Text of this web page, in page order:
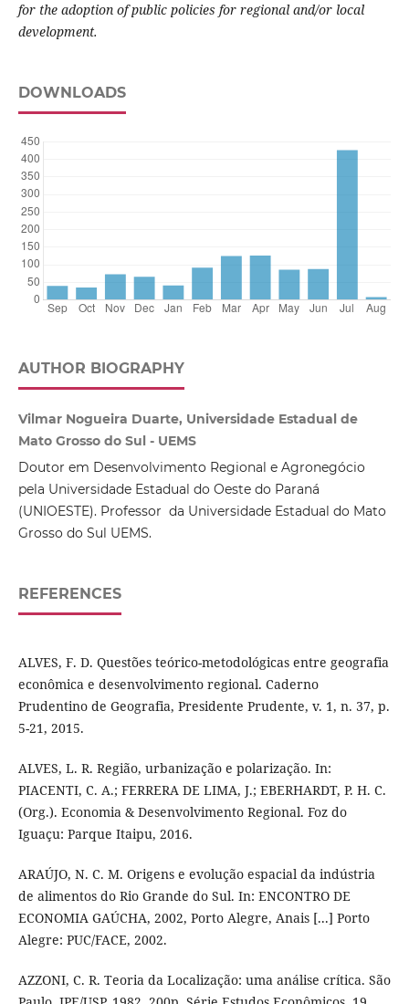
for the adoption of public policies for regional and/or local
development.
DOWNLOADS
AUTHOR BIOGRAPHY
Vilmar Nogueira Duarte, Universidade Estadual de
Mato Grosso do Sul - UEMS
Doutor em Desenvolvimento Regional e Agronegócio
pela Universidade Estadual do Oeste do Paraná
(UNIOESTE). Professor da Universidade Estadual do Mato
Grosso do Sul UEMS.
REFERENCES
ALVES, F. D. Questões teórico-metodológicas entre geografia
econômica e desenvolvimento regional. Caderno
Prudentino de Geografia, Presidente Prudente, v. 1, n. 37, p.
5-21, 2015.
ALVES, L. R. Região, urbanização e polarização. In:
PIACENTI, C. A.; FERRERA DE LIMA, J.; EBERHARDT, P. H. C.
(Org.). Economia & Desenvolvimento Regional. Foz do
Iguaçu: Parque Itaipu, 2016.
ARAÚJO, N. C. M. Origens e evolução espacial da indústria
de alimentos do Rio Grande do Sul. In: ENCONTRO DE
ECONOMIA GAÚCHA, 2002, Porto Alegre, Anais [...] Porto
Alegre: PUC/FACE, 2002.
AZZONI, C. R. Teoria da Localização: uma análise crítica. São